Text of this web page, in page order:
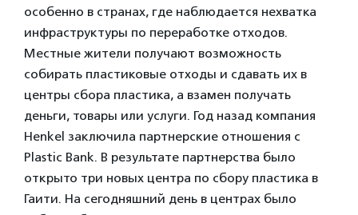
особенно в странах, где наблюдается нехватка
инфраструктуры по переработке отходов.
Местные жители получают возможность
собирать пластиковые отходы и сдавать их в
центры сбора пластика, а взамен получать
деньги, товары или услуги. Год назад компания
Henkel заключила партнерские отношения с
Plastic Bank. В результате партнерства было
открыто три новых центра по сбору пластика в
Гаити. На сегодняшний день в центрах было